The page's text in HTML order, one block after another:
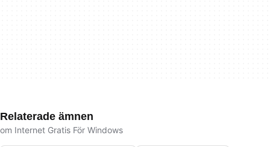
Relaterade ämnen
om Internet Gratis För Windows